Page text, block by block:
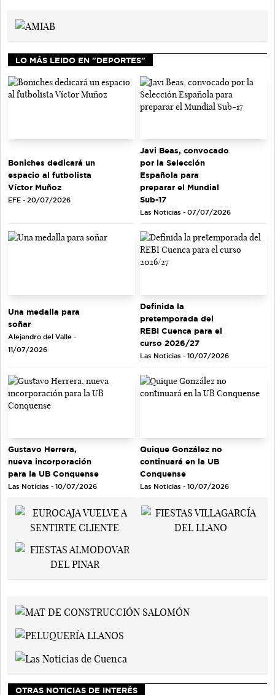
LO MÁS LEIDO EN "DEPORTES"
Boniches dedicará un
espacio al futbolista
Víctor Muñoz
EFE - 20/07/2026
Javi Beas, convocado
por la Selección
Española para
preparar el Mundial
Sub-17
Las Noticias - 07/07/2026
Una medalla para
soñar
Alejandro del Valle -
11/07/2026
Definida la
pretemporada del
REBI Cuenca para el
curso 2026/27
Las Noticias - 10/07/2026
Gustavo Herrera,
nueva incorporación
para la UB Conquense
Las Noticias - 10/07/2026
Quique González no
continuará en la UB
Conquense
Las Noticias - 10/07/2026
OTRAS NOTICIAS DE INTERÉS